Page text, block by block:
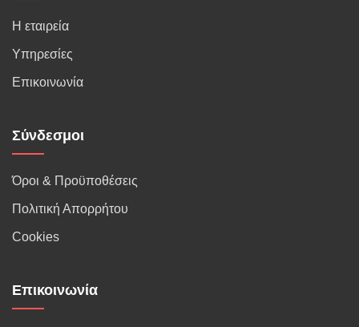
Η εταιρεία
Υπηρεσίες
Επικοινωνία
Σύνδεσμοι
Όροι & Προϋποθέσεις
Πολιτική Απορρήτου
Cookies
Επικοινωνία